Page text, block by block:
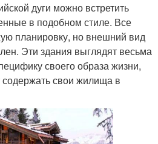
дуги можно встретить
в подобном стиле. Все
планировку, но внешний вид
Эти здания выглядят весьма
своего образа жизни,
содержать свои жилища в